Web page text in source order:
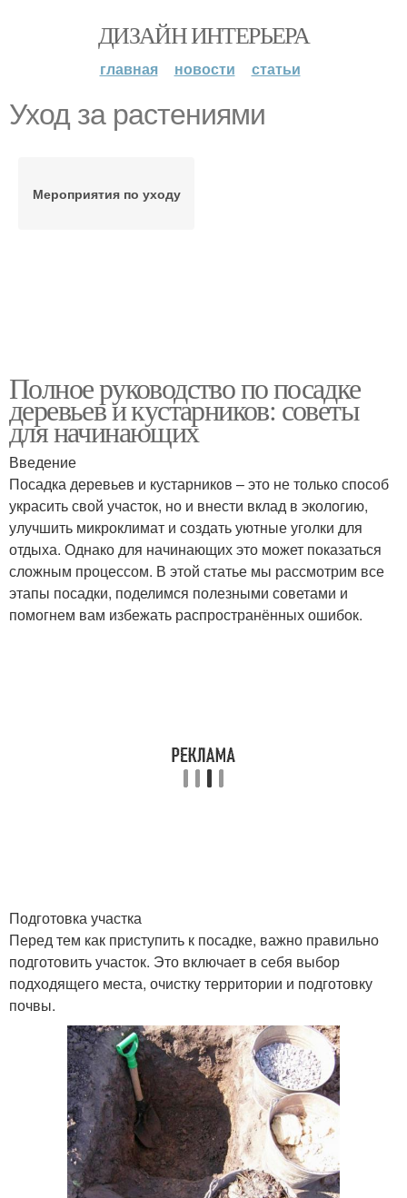
ДИЗАЙН ИНТЕРЬЕРА
главная новости статьи
Уход за растениями
Мероприятия по уходу
Полное руководство по посадке
деревьев и кустарников: советы
для начинающих
Введение
Посадка деревьев и кустарников – это не только способ
украсить свой участок, но и внести вклад в экологию,
улучшить микроклимат и создать уютные уголки для
отдыха. Однако для начинающих это может показаться
сложным процессом. В этой статье мы рассмотрим все
этапы посадки, поделимся полезными советами и
помогнем вам избежать распространённых ошибок.
Подготовка участка
Перед тем как приступить к посадке, важно правильно
подготовить участок. Это включает в себя выбор
подходящего места, очистку территории и подготовку
почвы.